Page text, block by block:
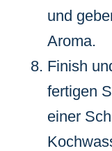
und
Aroma.
Finish
fertigen
einer